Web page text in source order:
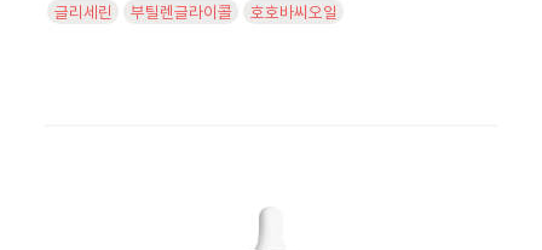
글리세린 부틸렌글라이콜 호호바씨오일